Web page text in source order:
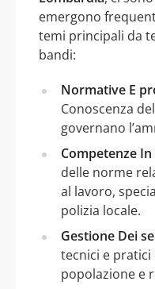
emergono
temi principali da
bandi:
Normative E
Conoscenza
governano
Competenze
delle norme
al lavoro,
polizia locale.
Gestione Dei
tecnici e pratici
popolazione e